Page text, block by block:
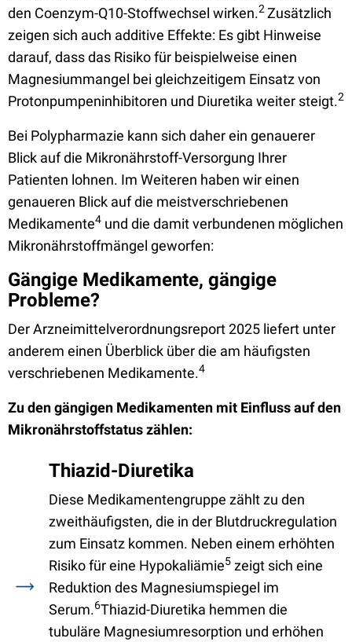
den Coenzym-Q10-Stoffwechsel wirken.2Zusätzlich
zeigen sich auch additive Effekte: Es gibt Hinweise
darauf, dass das Risiko für beispielweise einen
Magnesiummangel bei gleichzeitigem Einsatz von
Protonpumpeninhibitoren und Diuretika weiter steigt.2
Bei Polypharmazie kann sich daher ein genauerer
Blick auf die Mikronährstoff-Versorgung Ihrer
Patienten lohnen. Im Weiteren haben wir einen
genaueren Blick auf die meistverschriebenen
Medikamente4 und die damit verbundenen möglichen
Mikronährstoffmängel geworfen:
Gängige Medikamente, gängige
Probleme?
Der Arzneimittelverordnungsreport 2025 liefert unter
anderem einen Überblick über die am häufigsten
verschriebenen Medikamente.4
Zu den gängigen Medikamenten mit Einfluss auf den
Mikronährstoffstatus zählen:
Thiazid-Diuretika
Diese Medikamentengruppe zählt zu den
zweithäufigsten, die in der Blutdruckregulation
zum Einsatz kommen. Neben einem erhöhten
Risiko für eine Hypokaliämie5 zeigt sich eine
Reduktion des Magnesiumspiegel im
Serum.6Thiazid-Diuretika hemmen die
tubuläre Magnesiumresorption und erhöhen